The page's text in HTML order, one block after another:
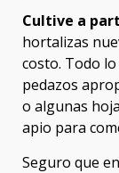
Cultive a
hortalizas
costo. Todo
pedazos
o algunas
apio para
Seguro que